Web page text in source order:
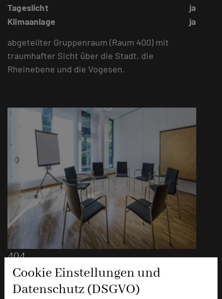
Cookie Einstellungen und
Datenschutz (DSGVO)
Tageslicht
ja
Klimaanlage
ja
abgeteilter Gruppenraum (Raum 400) mit
traumhafter Sicht über die Stadt, die
Rheinebene und die Vogesen.
404
Raumgröße in qm
Kapazität Personen